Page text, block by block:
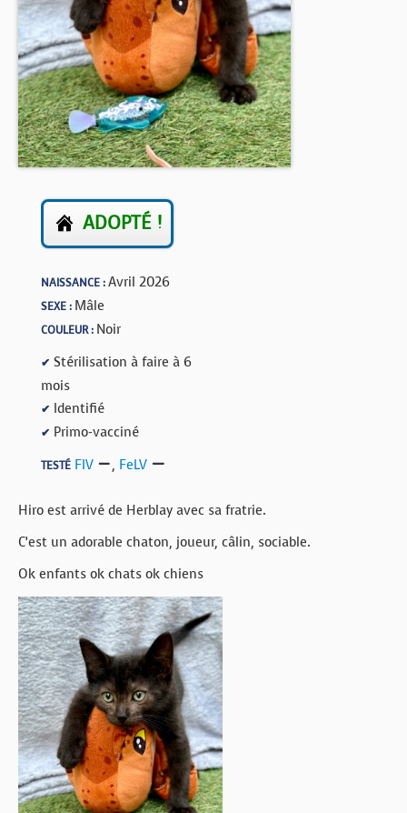
BOUTIQUE
FORUM
ADOPTÉ !
NAISSANCE :Avril 2026
SEXE : Mâle
COULEUR : Noir
✔ Stérilisation à faire à 6
mois
✔ Identifié
✔ Primo-vacciné
TESTÉ FIV , FeLV
Hiro est arrivé de Herblay avec sa fratrie.
C’est un adorable chaton, joueur, câlin, sociable.
Ok enfants ok chats ok chiens